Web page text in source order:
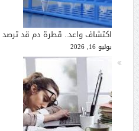
اكتشاف واعد.. قطرة دم قد ترصد
يوليو 16, 2026